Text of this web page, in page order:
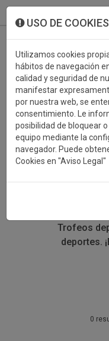
USO DE COOKIES
Utilizamos cookies
hábitos de navegación
calidad y seguridad de
manifestar
por nuestra web, se
consentimiento. Le
posibilidad de bloquear
equipo mediante la
navegador. Puede
Cookies en "Aviso Legal"
En esta sección
trofeos deportivos.
filtros por
Trofeos
deportes.
0